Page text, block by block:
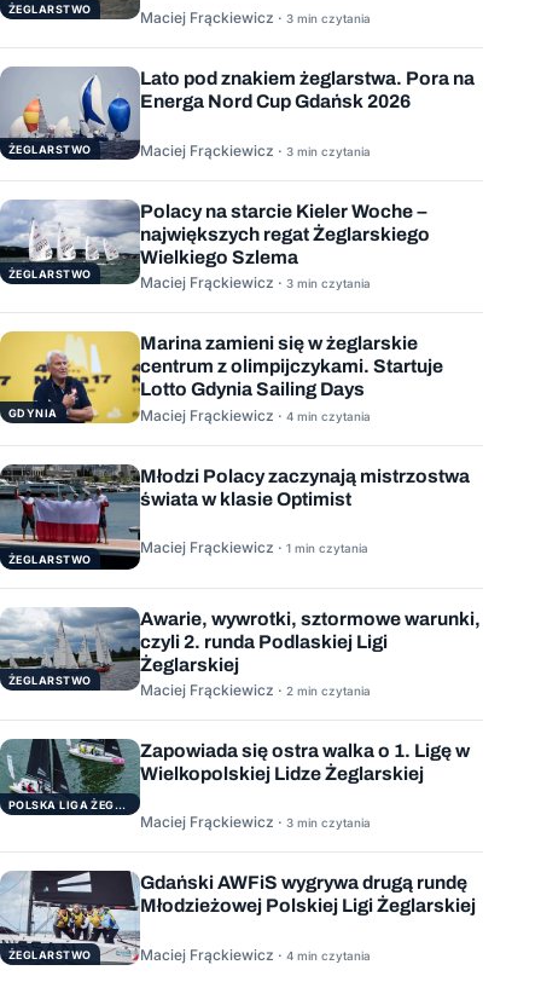
ŻEGLARSTWO Maciej Frąckiewicz · 3 min czytania
ŻEGLARSTWO
Lato pod znakiem żeglarstwa. Pora na
Energa Nord Cup Gdańsk 2026
Maciej Frąckiewicz · 3 min czytania
ŻEGLARSTWO
Polacy na starcie Kieler Woche –
największych regat Żeglarskiego
Wielkiego Szlema
Maciej Frąckiewicz · 3 min czytania
GDYNIA
Marina zamieni się w żeglarskie
centrum z olimpijczykami. Startuje
Lotto Gdynia Sailing Days
Maciej Frąckiewicz · 4 min czytania
ŻEGLARSTWO
Młodzi Polacy zaczynają mistrzostwa
świata w klasie Optimist
Maciej Frąckiewicz · 1 min czytania
ŻEGLARSTWO
Awarie, wywrotki, sztormowe warunki,
czyli 2. runda Podlaskiej Ligi
Żeglarskiej
Maciej Frąckiewicz · 2 min czytania
POLSKA LIGA ŻEGLARSKA
Zapowiada się ostra walka o 1. Ligę w
Wielkopolskiej Lidze Żeglarskiej
Maciej Frąckiewicz · 3 min czytania
ŻEGLARSTWO
Gdański AWFiS wygrywa drugą rundę
Młodzieżowej Polskiej Ligi Żeglarskiej
Maciej Frąckiewicz · 4 min czytania